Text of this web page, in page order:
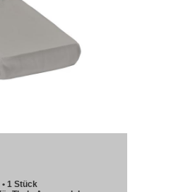
• 1 Stück